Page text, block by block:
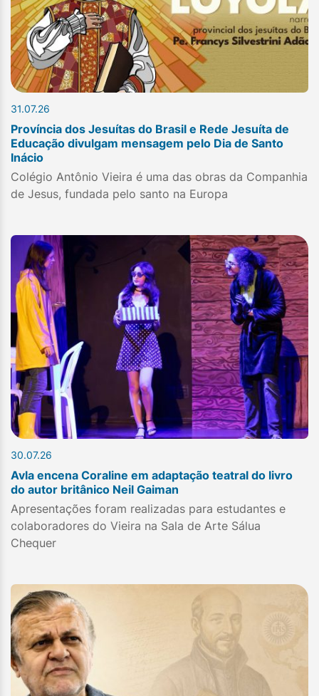
31.07.26
Província dos Jesuítas do Brasil e Rede Jesuíta de
Educação divulgam mensagem pelo Dia de Santo
Inácio
Colégio Antônio Vieira é uma das obras da Companhia
de Jesus, fundada pelo santo na Europa
30.07.26
Avla encena Coraline em adaptação teatral do livro
do autor britânico Neil Gaiman
Apresentações foram realizadas para estudantes e
colaboradores do Vieira na Sala de Arte Sálua
Chequer